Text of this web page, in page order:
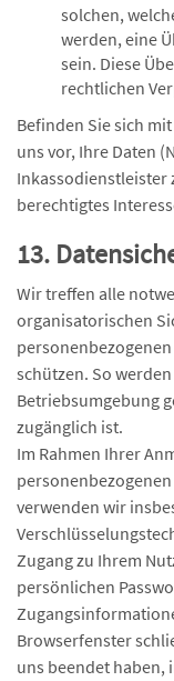
solchen,
werden, eine
sein. Diese
rechtlichen
Befinden Sie sich
uns vor, Ihre Daten
Inkassodienstleister
berechtigtes
13.
Wir treffen alle
organisatorischen
schützen. So
Betriebsumgebung
zugänglich ist.
Im Rahmen Ihrer
verwenden wir
Zugang zu Ihrem
persönlichen
Browserfenster
uns beendet haben,